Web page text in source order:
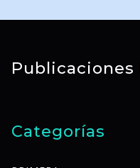
Publicaciones
Categorías